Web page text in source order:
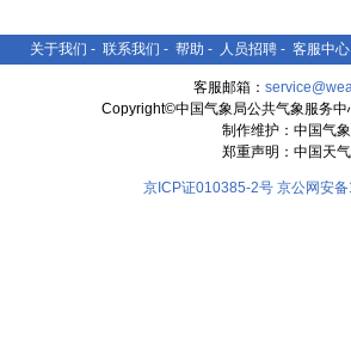
关于我们 - 联系我们 - 帮助 - 人员招聘 - 客服中心
客服邮箱：
Copyright©中国气象局公共气象服务
制作维护：中国气
郑重声明：中国天
京ICP证010385-2号 京公网安